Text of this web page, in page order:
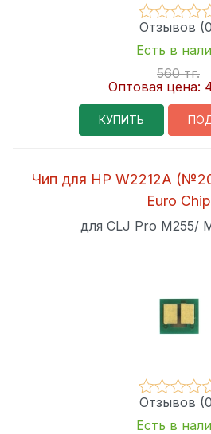
Отзывов
Есть в
560 тг.
Оптовая цена:
КУПИТЬ
Чип для HP W2212A
Euro Chip
для CLJ Pro M255/
Отзывов
Есть в